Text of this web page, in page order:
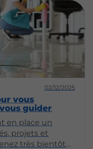
02/12/2025
vous
guider
en place un
projets et
très bientôt